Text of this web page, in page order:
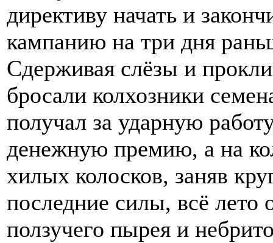
директиву начать и
кампанию на три дня
Сдерживая слёзы и
бросали колхозники
получал за ударную
денежную премию, а на
хилых колосков, заняв
последние силы, всё лето
ползучего пырея и